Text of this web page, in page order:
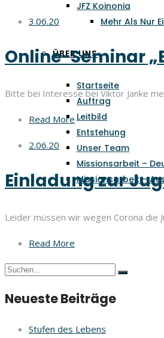
JFZ Koinonia
Mehr Als Nur
ÜBER UNS
Startseite
Auftrag
Leitbild
Entstehung
Unser Team
Missionsarbeit –
Missionsarbeit –
3.06.20
Online-Seminar
Bitte bei Interesse bei Viktor Janke
Read More
2.06.20
Einladung zur
Leider müssen wir wegen Corona die
Read More
Neueste Beiträge
Stufen des Lebens